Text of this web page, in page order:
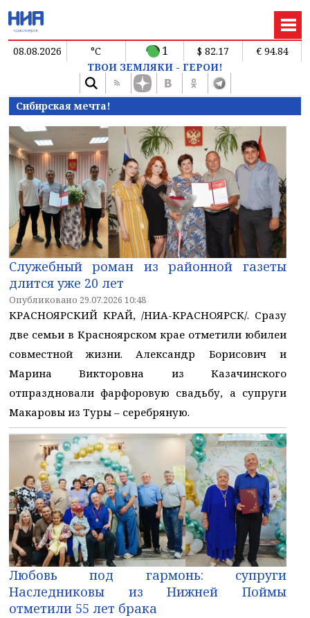
08.08.2026 °C 1 $ 82.17
€ 94.84
ТВОИ ЗЕМЛЯКИ - ГЕРОИ!
Сибирская мечта!
Служебный роман из районной газеты
длится уже 20 лет
Опубликовано 29.07.2026 10:48
КРАСНОЯРСКИЙ КРАЙ, /НИА-КРАСНОЯРСК/. Сразу
две семьи в Красноярском крае отметили юбилеи
совместной жизни. Александр Борисович и
Марина Викторовна из Казачинского
отпраздновали фарфоровую свадьбу, а супруги
Макаровы из Туры – серебряную.
Любовь под гармонь: супруги
Наследниковы из Нижней Поймы
отметили 55 лет брака